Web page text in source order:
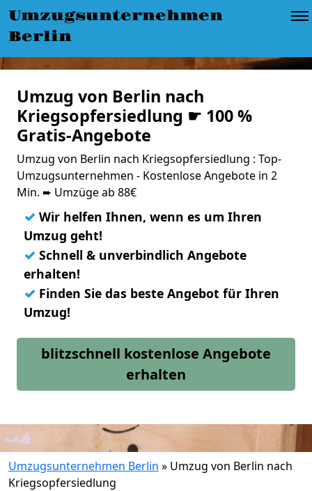
Umzugsunternehmen
Berlin
Umzug von Berlin nach
Kriegsopfersiedlung ☛ 100 %
Gratis-Angebote
Umzug von Berlin nach Kriegsopfersiedlung : Top-
Umzugsunternehmen - Kostenlose Angebote in 2
Min. ➨ Umzüge ab 88€
✓ Wir helfen Ihnen, wenn es um Ihren
Umzug geht!
✓ Schnell & unverbindlich Angebote
erhalten!
✓ Finden Sie das beste Angebot für Ihren
Umzug!
blitzschnell kostenlose Angebote
erhalten
Umzugsunternehmen Berlin » Umzug von Berlin nach
Kriegsopfersiedlung